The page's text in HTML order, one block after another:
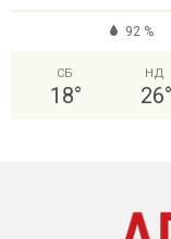
92 %
СБ
18°
НД
26°